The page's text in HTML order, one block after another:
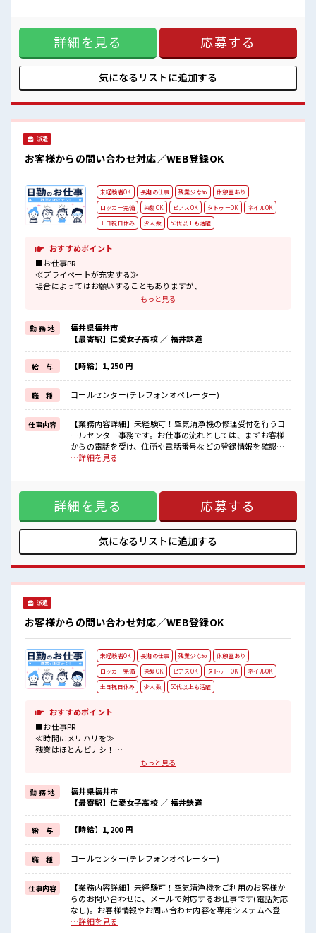
≪無理なく働ける≫ 場合によってはお願いすることもありま
すが、 残業はほとんどナシ！ ≪ヘアカラーOKで自由な雰囲
気の職場≫ 明るすぎたり奇抜でなければ基本的に自由！ (規
定有)≪未経験の方も大カンゲイ≫ 新しいことにチャレンジす
るのは不安だけど、 しっかり働く環境が整っています！ イチ
からスキルUP・ステップUP目指していきましょう！ ■職場
性を大事にできます♪ 仕事の合間の息抜きは休憩室で♪ ロッ
カーあり！ 安心してお仕事に集中♪
詳細を見る 応募する
気になるリストに追加する
派遣
お客様からの問い合わせ対応／WEB登録OK
未経験者OK 長期の仕事 残業少なめ
休憩室あり
ロッカー完備
染髪OK ピアスOK タトゥーOK
ネイルOK
土日祝日休み
少人数 50代以上も活躍
おすすめポイント
■お仕事PR
≪プライベートが充実する≫
場合によってはお願いすることもありますが、
週末は家族や友人と一緒にプライベート満喫！
≪モチベーションもUP≫
派手過ぎなければ髪型や髪色自由♪
(規定有)≪未経験の方も大カンゲイ≫
新しいことにチャレンジするのは不安だけど、
しっかり働く環境が整っています！
イチからスキルUP・ステップUP目指していきましょう！
≪収入アップを目指せる≫
高時給だらけの派遣のお仕事です！
■職場の雰囲気
少人数の職場だから一緒に働く仲間との距離もグッと近い！
派手すぎなければ多少のヘアカラーもOKなのはウレシイPoint☆
もっと見る
勤 務 地
福井県福井市
【最寄駅】仁愛女子高校 ／ 福井鉄道
給 与 【時給】1,250 円
職 種 コールセンター(テレフォンオペレーター)
仕事内容
【業務内容詳細】未経験可！空気清浄機の修理受付を行うコ
ールセンター事務です。お仕事の流れとしては、まずお客様
からの電話を受け、住所や電話番号などの登録情報を確認し
ます。次に、故障の症状や型番をヒアリングし、その内容を
を中心とした、マニュアルに沿って進める事務業務です。
【取扱製品情報】空気清浄機 ■お仕事PR ≪プライベートが充
実する≫ 場合によってはお願いすることもありますが、 残業
はほとんどナシ！ ≪週休2日制≫ 週末は家族や友人と一緒に
プライベート満喫！ ≪モチベーションもUP≫ 派手過ぎなけれ
ば髪型や髪色自由♪ (規定有)≪未経験の方も大カンゲイ≫ 新
境が整っています！ イチからスキルUP・ステップUP目指し
ていきましょう！ ≪収入アップを目指せる≫ 高時給だらけの
ヘアカラーもOKなのはウレシイPoint☆ 休憩室完備でランチ
や休憩も充実しそう♪
…詳細を見る
詳細を見る 応募する
気になるリストに追加する
派遣
お客様からの問い合わせ対応／WEB登録OK
未経験者OK 長期の仕事 残業少なめ
休憩室あり
ロッカー完備
染髪OK ピアスOK タトゥーOK
ネイルOK
土日祝日休み
少人数 50代以上も活躍
おすすめポイント
■お仕事PR
≪時間にメリハリを≫
残業はほとんどナシ！
場合によってはお願いすることもあります♪
週末は家族や友人と一緒にプライベート満喫！
≪ヘアカラーOKで自由な雰囲気の職場≫
明るすぎたり奇抜でなければ基本的に自由！
(規定有)≪未経験でも活躍できる≫
新しいことにチャレンジするのは不安だけど、
しっかり働く環境が整っています！
イチからスキルUP・ステップUP目指していきましょう！
≪自分に合った期間で働ける≫
福利厚生が整った派遣のお仕事です！
■職場の雰囲気
少人数の職場でこじんまり。
職場の仲間との交流もできちゃうかも？
もっと見る
勤 務 地
福井県福井市
【最寄駅】仁愛女子高校 ／ 福井鉄道
給 与 【時給】1,200 円
職 種 コールセンター(テレフォンオペレーター)
仕事内容
【業務内容詳細】未経験可！空気清浄機をご利用のお客様か
らのお問い合わせに、メールで対応するお仕事です(電話対応
なし)。お客様情報やお問い合わせ内容を専用システムへ登録
し、商品の使い方や故障・修理に関するご案内、修理オーダ
…詳細を見る